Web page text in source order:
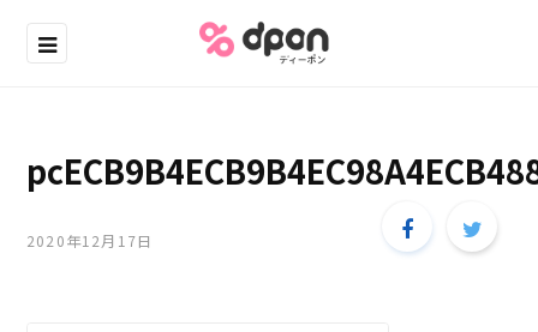
2020年12月17日